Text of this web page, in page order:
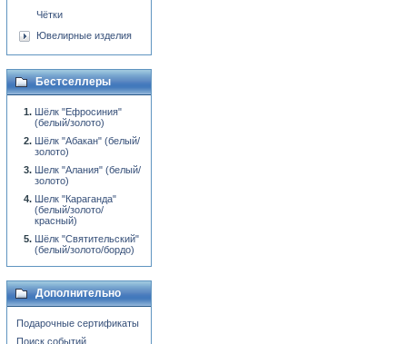
Чётки
Ювелирные изделия
Бестселлеры
Шёлк "Ефросиния"
(белый/золото)
Шёлк "Абакан" (белый/
золото)
Шелк "Алания" (белый/
золото)
Шелк "Караганда"
(белый/золото/
красный)
Шёлк "Святительский"
(белый/золото/бордо)
Дополнительно
Подарочные сертификаты
Поиск событий